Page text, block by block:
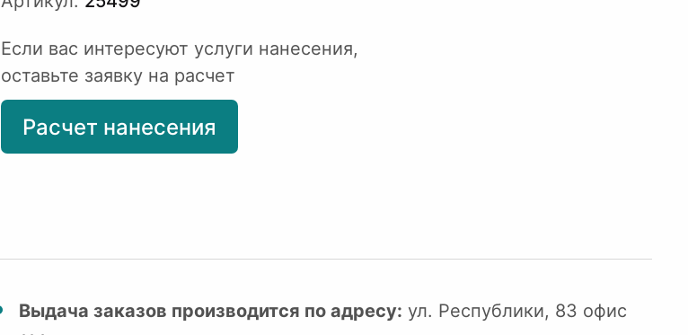
Если вас интересуют услуги нанесения,
оставьте заявку на расчет
Расчет нанесения
Выдача заказов производится по адресу: ул. Республики, 83 офис